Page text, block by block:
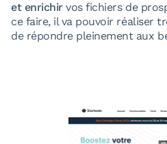
et enrichirvos fichiers de
ce faire, il va pouvoir réaliser
de répondre pleinement aux